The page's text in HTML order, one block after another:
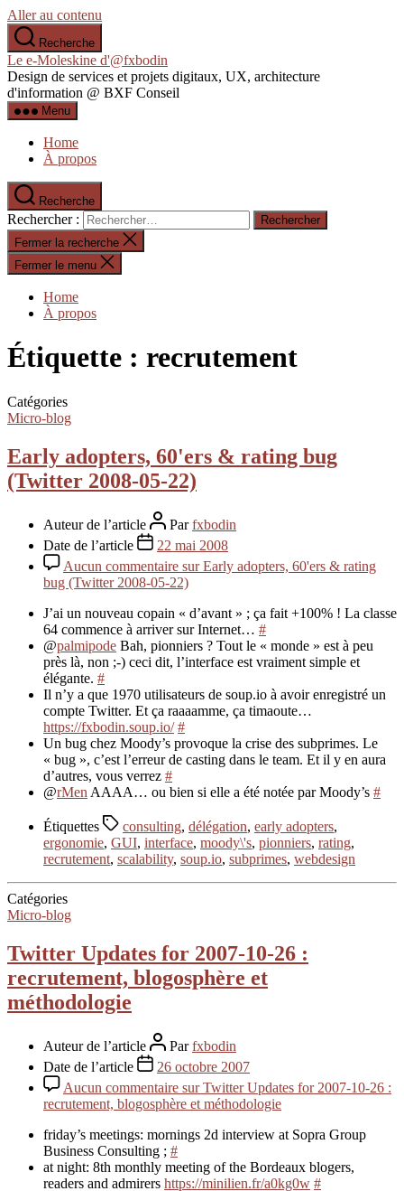
Aller au contenu
Recherche
Le e-Moleskine d'@fxbodin
Design de services et projets digitaux, UX, architecture
d'information @ BXF Conseil
Menu
Home
À propos
Recherche
Rechercher :
Fermer la recherche
Fermer le menu
Home
À propos
Étiquette : recrutement
Catégories
Micro-blog
Early adopters, 60'ers & rating bug
(Twitter 2008-05-22)
Auteur de l’article Parfxbodin
Date de l’article
22 mai 2008
Aucun commentaire sur Early adopters, 60'ers & rating
bug (Twitter 2008-05-22)
J’ai un nouveau copain « d’avant » ; ça fait +100% ! La classe
64 commence à arriver sur Internet… #
@palmipode Bah, pionniers ? Tout le « monde » est à peu
près là, non ;-) ceci dit, l’interface est vraiment simple et
élégante. #
Il n’y a que 1970 utilisateurs de soup.io à avoir enregistré un
compte Twitter. Et ça raaaamme, ça timaoute…
https://fxbodin.soup.io/ #
Un bug chez Moody’s provoque la crise des subprimes. Le
« bug », c’est l’erreur de casting dans le team. Et il y en aura
d’autres, vous verrez #
@rMen AAAA… ou bien si elle a été notée par Moody’s #
Étiquettes consulting, délégation, early adopters,
ergonomie, GUI, interface, moody\'s, pionniers, rating,
recrutement, scalability, soup.io, subprimes, webdesign
Catégories
Micro-blog
Twitter Updates for 2007-10-26 :
recrutement, blogosphère et
méthodologie
Auteur de l’article Parfxbodin
Date de l’article
26 octobre 2007
Aucun commentaire sur Twitter Updates for 2007-10-26 :
recrutement, blogosphère et méthodologie
friday’s meetings: mornings 2d interview at Sopra Group
Business Consulting ; #
at night: 8th monthly meeting of the Bordeaux blogers,
readers and admirers https://minilien.fr/a0kg0w #